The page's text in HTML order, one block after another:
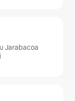
Jarabacoa